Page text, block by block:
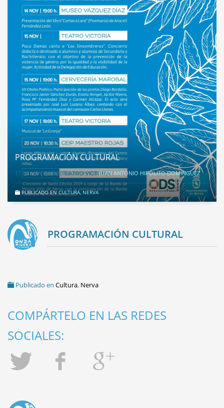
PROGRAMACIÓN CULTURAL
11 DE NOVIEMBRE DE 2019PORJUAN ANTONIO HIPÓLITO DOMÍNGUEZ
PUBLICADO ENCULTURA,NERVA
PROGRAMACIÓN CULTURAL
Publicado en Cultura, Nerva
COMPÁRTELO EN LAS REDES
SOCIALES: